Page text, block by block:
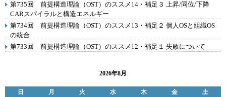
第735回 前提構造理論（OST）のススメ14・補足３ 上昇/同位/下降
CARスパイラルと構造エネルギー
第734回 前提構造理論（OST）のススメ13・補足２ 個人OSと組織OS
の統合
第733回 前提構造理論（OST）のススメ12・補足１ 失敗について
2026年8月
日 月 火 水 木 金
土